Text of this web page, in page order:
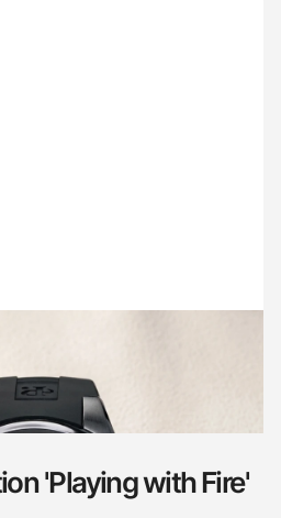
'Playing with Fire'